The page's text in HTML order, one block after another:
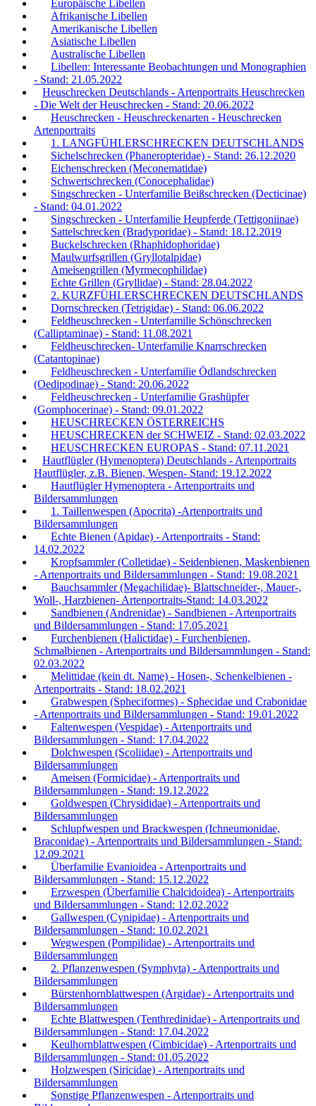
Europäische Libellen
Afrikanische Libellen
Amerikanische Libellen
Asiatische Libellen
Australische Libellen
Libellen: Interessante Beobachtungen und Monographien
- Stand: 21.05.2022
Heuschrecken Deutschlands - Artenportraits Heuschrecken
- Die Welt der Heuschrecken - Stand: 20.06.2022
Heuschrecken - Heuschreckenarten - Heuschrecken
Artenportraits
1. LANGFÜHLERSCHRECKEN DEUTSCHLANDS
Sichelschrecken (Phaneropteridae) - Stand: 26.12.2020
Eichenschrecken (Meconematidae)
Schwertschrecken (Conocephalidae)
Singschrecken - Unterfamilie Beißschrecken (Decticinae)
- Stand: 04.01.2022
Singschrecken - Unterfamilie Heupferde (Tettigoniinae)
Sattelschrecken (Bradyporidae) - Stand: 18.12.2019
Buckelschrecken (Rhaphidophoridae)
Maulwurfsgrillen (Gryllotalpidae)
Ameisengrillen (Myrmecophilidae)
Echte Grillen (Gryllidae) - Stand: 28.04.2022
2. KURZFÜHLERSCHRECKEN DEUTSCHLANDS
Dornschrecken (Tetrigidae) - Stand: 06.06.2022
Feldheuschrecken - Unterfamilie Schönschrecken
(Calliptaminae) - Stand: 11.08.2021
Feldheuschrecken- Unterfamilie Knarrschrecken
(Catantopinae)
Feldheuschrecken - Unterfamilie Ödlandschrecken
(Oedipodinae) - Stand: 20.06.2022
Feldheuschrecken - Unterfamilie Grashüpfer
(Gomphocerinae) - Stand: 09.01.2022
HEUSCHRECKEN ÖSTERREICHS
HEUSCHRECKEN der SCHWEIZ - Stand: 02.03.2022
HEUSCHRECKEN EUROPAS - Stand: 07.11.2021
Hautflügler (Hymenoptera) Deutschlands - Artenportraits
Hautflügler, z.B. Bienen, Wespen- Stand: 19.12.2022
Hautflügler Hymenoptera - Artenportraits und
Bildersammlungen
1. Taillenwespen (Apocrita) -Artenportraits und
Bildersammlungen
Echte Bienen (Apidae) - Artenportraits - Stand:
14.02.2022
Kropfsammler (Colletidae) - Seidenbienen, Maskenbienen
- Artenportraits und Bildersammlungen - Stand: 19.08.2021
Bauchsammler (Megachilidae)- Blattschneider-, Mauer-,
Woll-, Harzbienen- Artenportraits-Stand: 14.03.2022
Sandbienen (Andrenidae) - Sandbienen - Artenportraits
und Bildersammlungen - Stand: 17.05.2021
Furchenbienen (Halictidae) - Furchenbienen,
Schmalbienen - Artenportraits und Bildersammlungen - Stand:
02.03.2022
Melittidae (kein dt. Name) - Hosen-, Schenkelbienen -
Artenportraits - Stand: 18.02.2021
Grabwespen (Spheciformes) - Sphecidae und Crabonidae
- Artenportraits und Bildersammlungen - Stand: 19.01.2022
Faltenwespen (Vespidae) - Artenportraits und
Bildersammlungen - Stand: 17.04.2022
Dolchwespen (Scoliidae) - Artenportraits und
Bildersammlungen
Ameisen (Formicidae) - Artenportraits und
Bildersammlungen - Stand: 19.12.2022
Goldwespen (Chrysididae) - Artenportraits und
Bildersammlungen
Schlupfwespen und Brackwespen (Ichneumonidae,
Braconidae) - Artenportraits und Bildersammlungen - Stand:
12.09.2021
Überfamilie Evanioidea - Artenportraits und
Bildersammlungen - Stand: 15.12.2022
Erzwespen (Überfamilie Chalcidoidea) - Artenportraits
und Bildersammlungen - Stand: 12.02.2022
Gallwespen (Cynipidae) - Artenportraits und
Bildersammlungen - Stand: 10.02.2021
Wegwespen (Pompilidae) - Artenportraits und
Bildersammlungen
2. Pflanzenwespen (Symphyta) - Artenportraits und
Bildersammlungen
Bürstenhornblattwespen (Argidae) - Artenportraits und
Bildersammlungen
Echte Blattwespen (Tenthredinidae) - Artenportraits und
Bildersammlungen - Stand: 17.04.2022
Keulhornblattwespen (Cimbicidae) - Artenportraits und
Bildersammlungen - Stand: 01.05.2022
Holzwespen (Siricidae) - Artenportraits und
Bildersammlungen
Sonstige Pflanzenwespen - Artenportraits und